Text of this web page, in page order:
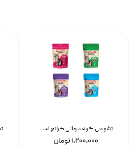
تشویقی گربه درمانی کرانچ اسنکی با طعم میکس Snacky Crunch Cat Treats وزن 60 گرم بسته 4 عددی
۱,۲۰۰,۰۰۰ تومان